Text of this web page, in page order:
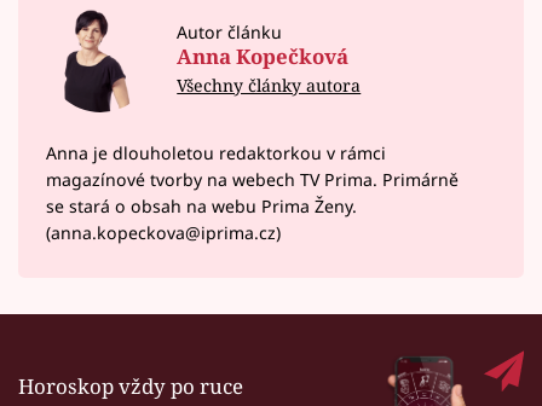
Autor článku
Anna Kopečková
Všechny články autora
Anna je dlouholetou redaktorkou v rámci
magazínové tvorby na webech TV Prima. Primárně
se stará o obsah na webu Prima Ženy.
(anna.kopeckova@iprima.cz)
Horoskop vždy po ruce